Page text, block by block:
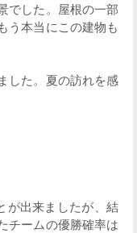
でした。屋根の一部
う本当にこの建物も
した。夏の訪れを感
が出来ましたが、結
チームの優勝確率は